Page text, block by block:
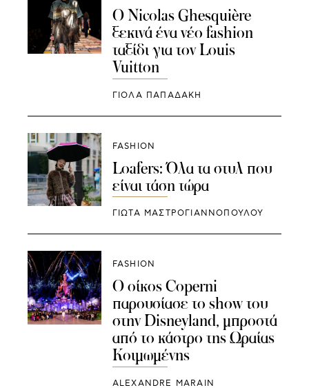
Ο Nicolas Ghesquière
ξεκινά ένα νέο fashion
ταξίδι για τον Louis
Vuitton
ΓΙΌΛΑ ΠΑΠΑΔΆΚΗ
FASHION
Loafers: Όλα τα στυλ που
είναι τάση τώρα
ΓΙΩΤΑ ΜΑΣΤΡΟΓΙΑΝΝΟΠΟΥΛΟΥ
FASHION
Ο οίκος Coperni
παρουσίασε το show του
στην Disneyland, μπροστά
από το κάστρο της Ωραίας
Κοιμωμένης
ALEXANDRE MARAIN